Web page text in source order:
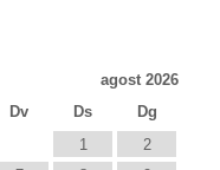
agost 2026
Dv Ds
Dg
1
2